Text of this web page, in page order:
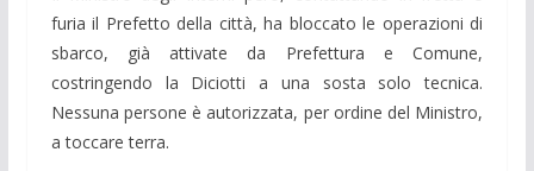
furia il Prefetto della città, ha bloccato le operazioni di
sbarco, già attivate da Prefettura e Comune,
costringendo la Diciotti a una sosta solo tecnica.
Nessuna persone è autorizzata, per ordine del Ministro,
a toccare terra.